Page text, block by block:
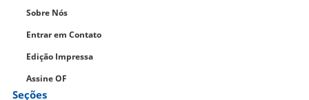
Sobre Nós
Entrar em Contato
Edição Impressa
Assine OF
Seções